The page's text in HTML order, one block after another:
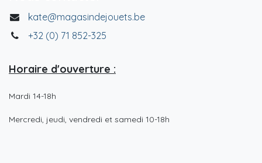
kate@magasindejouets.be
+32 (0) 71 852-325
Horaire d'ouverture :
Mardi 14-18h
Mercredi, jeudi, vendredi et samedi 10-18h